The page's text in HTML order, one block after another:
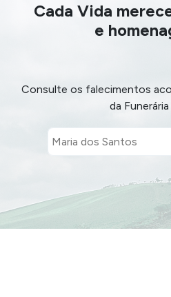
Cada Vida
e
Consulte os falecimentos
da